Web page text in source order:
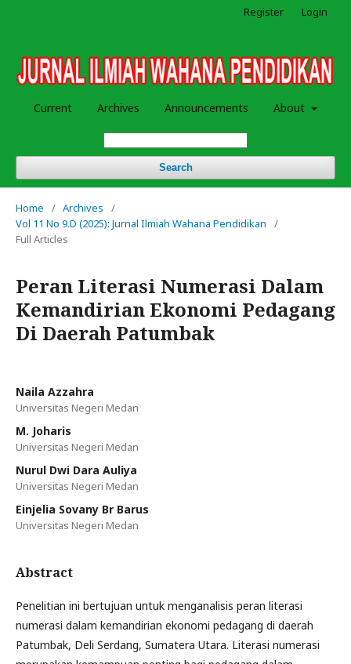
Current Archives Announcements About
Search
Register Login
Home / Archives
/
Vol 11 No 9.D (2025): Jurnal Ilmiah Wahana Pendidikan
/
Full Articles
Peran Literasi Numerasi Dalam
Kemandirian Ekonomi Pedagang
Di Daerah Patumbak
Naila Azzahra
Universitas Negeri Medan
M. Joharis
Universitas Negeri Medan
Nurul Dwi Dara Auliya
Universitas Negeri Medan
Einjelia Sovany Br Barus
Universitas Negeri Medan
Abstract
Penelitian ini bertujuan untuk menganalisis peran literasi
numerasi dalam kemandirian ekonomi pedagang di daerah
Patumbak, Deli Serdang, Sumatera Utara. Literasi numerasi